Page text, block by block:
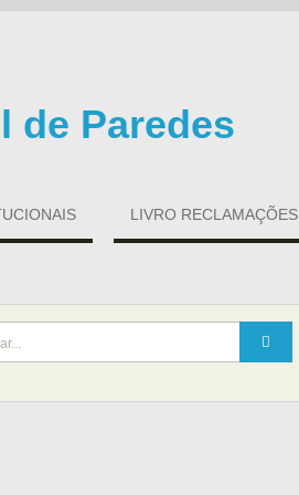
de Paredes
LIVRO RECLAMAÇÕES